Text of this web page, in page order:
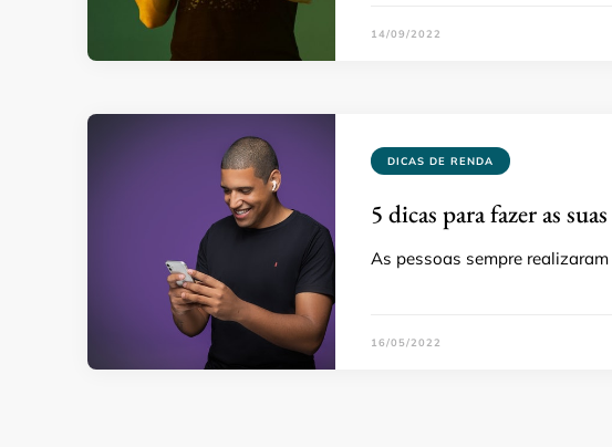
14/09/2022
DICAS DE RENDA
5 dicas para fazer as
As pessoas sempre
16/05/2022